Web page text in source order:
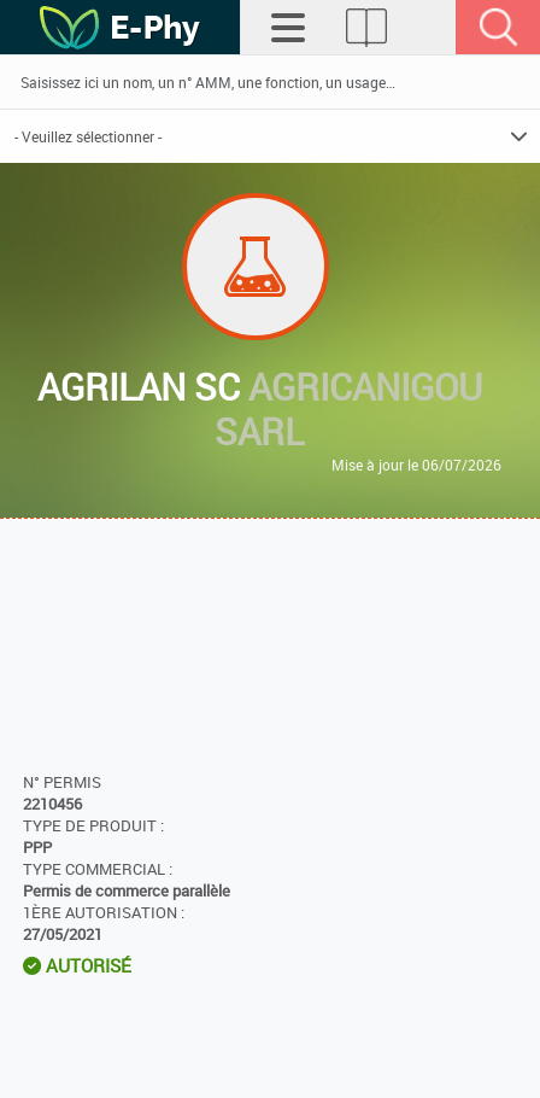
AGRILAN SCAGRICANIGOU
SARL
Mise à jour le 06/07/2026
N° PERMIS
2210456
TYPE DE PRODUIT :
PPP
TYPE COMMERCIAL :
Permis de commerce parallèle
1ÈRE AUTORISATION :
27/05/2021
AUTORISÉ